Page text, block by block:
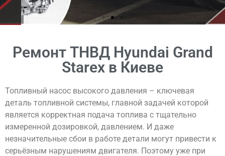
Ремонт ТНВД Hyundai Grand
Starex в Киеве
Топливный насос высокого давления – ключевая
деталь топливной системы, главной задачей которой
является корректная подача топлива с тщательно
измеренной дозировкой, давлением. И даже
незначительные сбои в работе детали могут привести к
серьёзным нарушениям двигателя. Поэтому уже при